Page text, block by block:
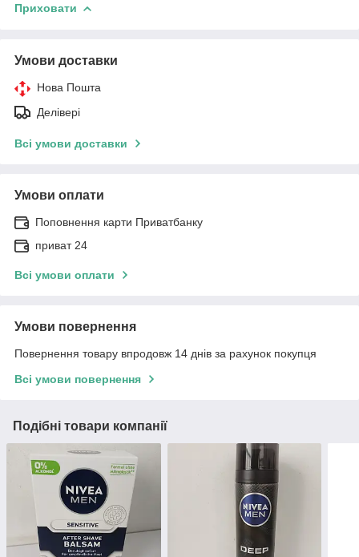
Приховати
Умови доставки
Нова Пошта
Делівері
Всі умови доставки
Умови оплати
Поповнення карти Приватбанку
приват 24
Всі умови оплати
Умови повернення
Повернення товару впродовж 14 днів за рахунок покупця
Всі умови повернення
Подібні товари компанії